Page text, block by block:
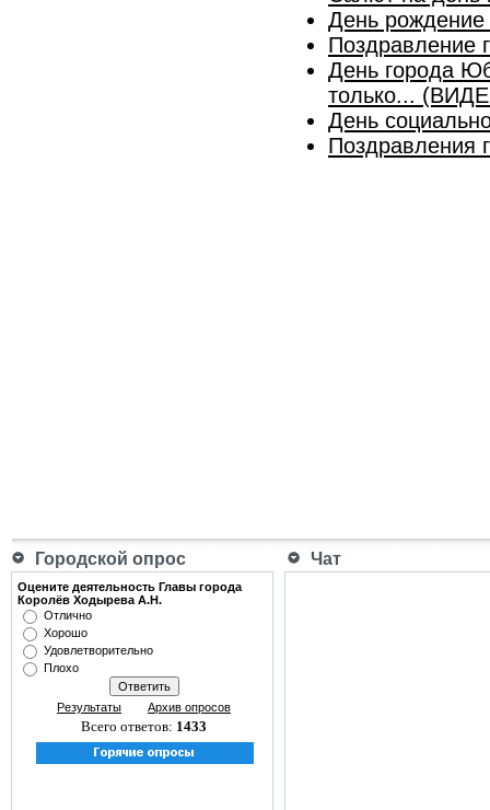
День рождение
Поздравление
День города
только...
День
Поздравления
Городской опрос Чат
Оцените деятельность Главы города
Королёв Ходырева А.Н.
Отлично
Хорошо
Удовлетворительно
Плохо
Результаты Архив опросов
Всего ответов: 1433